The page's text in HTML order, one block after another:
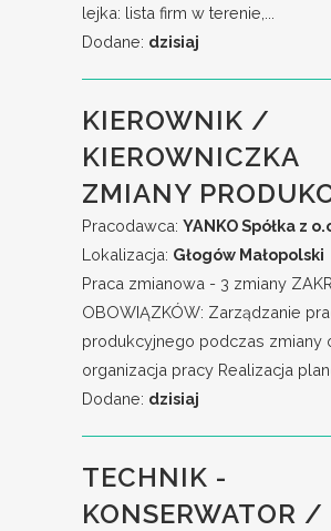
lejka: lista firm w terenie,...
Dodane: dzisiaj
KIEROWNIK /
KIEROWNICZKA
ZMIANY
Pracodawca: YANKO Spółka z
Lokalizacja: Głogów Małopolski
Praca zmianowa - 3 zmiany
OBOWIĄZKÓW: Zarządzanie
produkcyjnego podczas zmiany
organizacja pracy Realizacja
Dodane: dzisiaj
TECHNIK -
KONSERWATOR /